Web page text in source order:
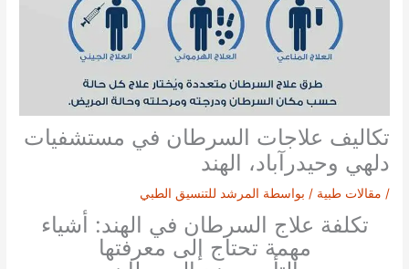
تكاليف علاجات السرطان في مستشفيات
دلهي وحيدرآباد، الهند
/ مقالات طبية / بواسطة المرشد للتنسيق الطبي
تكلفة علاج السرطان في الهند: أشياء
مهمة تحتاج إلى معرفتها